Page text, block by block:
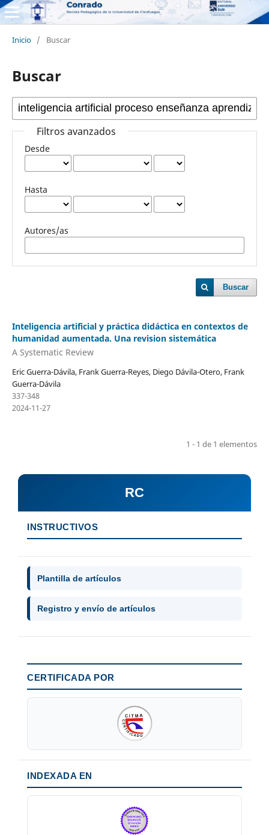
Inicio / Buscar
Buscar
Filtros avanzados
Desde
Hasta
Autores/as
Buscar
Inteligencia artificial y práctica didáctica en contextos de
humanidad aumentada. Una revision sistemática
A Systematic Review
Eric Guerra-Dávila, Frank Guerra-Reyes, Diego Dávila-Otero, Frank
Guerra-Dávila
337-348
2024-11-27
1 - 1 de 1 elementos
RC
INSTRUCTIVOS
Plantilla de artículos
Registro y envío de artículos
CERTIFICADA POR
INDEXADA EN